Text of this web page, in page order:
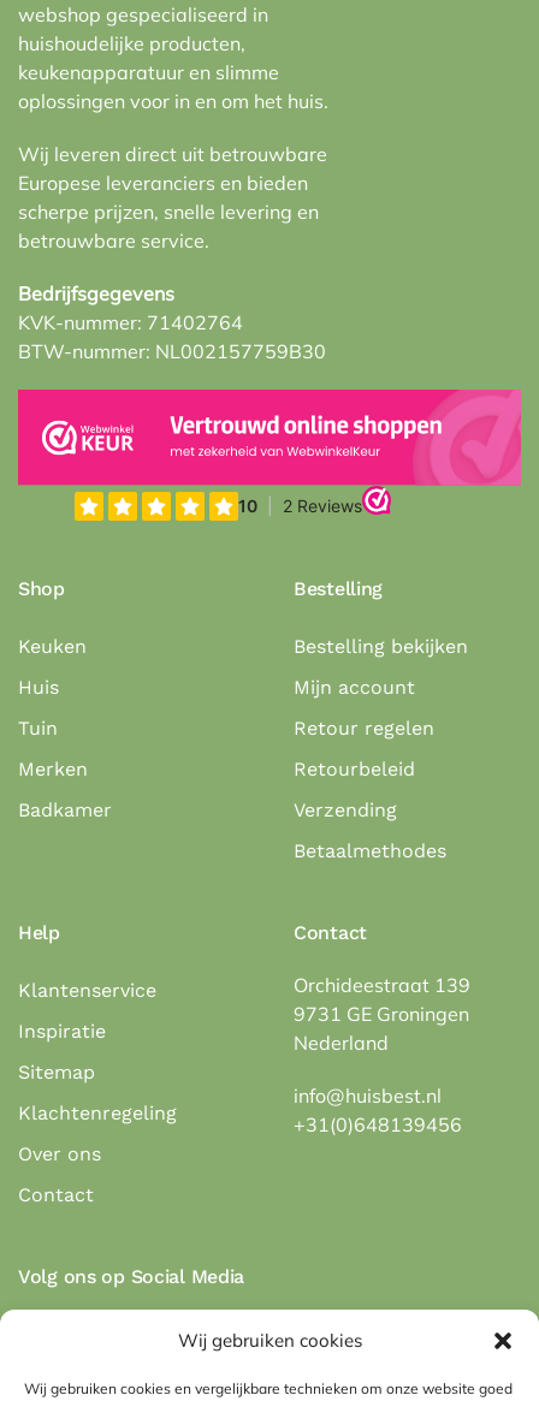
Wij gebruiken cookies
Wij gebruiken cookies en vergelijkbare technieken om onze website goed
webshop gespecialiseerd in
huishoudelijke producten,
keukenapparatuur en slimme
oplossingen voor in en om het huis.
Wij leveren direct uit betrouwbare
Europese leveranciers en bieden
scherpe prijzen, snelle levering en
betrouwbare service.
Bedrijfsgegevens
KVK-nummer: 71402764
BTW-nummer: NL002157759B30
Shop
Keuken
Huis
Tuin
Merken
Badkamer
Bestelling
Bestelling bekijken
Mijn account
Retour regelen
Retourbeleid
Verzending
Betaalmethodes
Help
Klantenservice
Inspiratie
Sitemap
Klachtenregeling
Over ons
Contact
Contact
Orchideestraat 139
9731 GE Groningen
Nederland
info@huisbest.nl
+31(0)648139456
Volg ons op Social Media